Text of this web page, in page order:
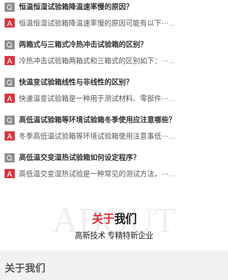
恒温恒湿试验箱降温速率慢的原因？
恒温恒湿试验箱降温速率慢的原因可能有以下···...
两箱式与三箱式冷热冲击试验箱的区别？
冷热冲击试验箱两箱式和三箱式的区别如下：···...
快温变试验箱线性与非线性的区别？
快速温变试验箱是一种用于测试材料、零部件···...
高低温试验箱等环境试验箱冬季使用应注意哪些？
冬季高低温试验箱等环境试验箱使用注意事低···...
高低温交变湿热试验箱如何设定程序？
高低温交变湿热试验是一种常见的测试方法，···...
ABOUT
关于我们
高新技术 专精特新企业
关于我们